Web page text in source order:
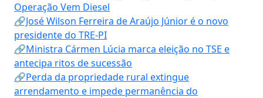
Operação Vem Diesel
🔗José Wilson Ferreira de Araújo Júnior é o novo
presidente do TRE-PI
🔗Ministra Cármen Lúcia marca eleição no TSE e
antecipa ritos de sucessão
🔗Perda da propriedade rural extingue
arrendamento e impede permanência do